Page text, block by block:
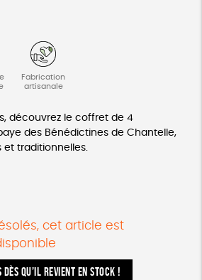
Fabrication
artisanale
découvrez le coffret de 4
des Bénédictines de Chantelle,
et traditionnelles.
cet article est
DÈS QU’IL REVIENT EN STOCK !